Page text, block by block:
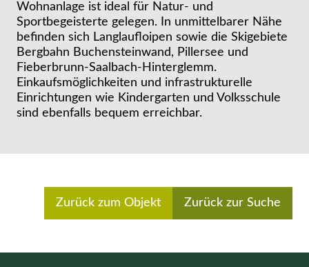
Wohnanlage ist ideal für Natur- und
Sportbegeisterte gelegen. In unmittelbarer Nähe
befinden sich Langlaufloipen sowie die Skigebiete
Bergbahn Buchensteinwand, Pillersee und
Fieberbrunn-Saalbach-Hinterglemm.
Einkaufsmöglichkeiten und infrastrukturelle
Einrichtungen wie Kindergarten und Volksschule
sind ebenfalls bequem erreichbar.
Zurück zum Objekt Zurück zur Suche